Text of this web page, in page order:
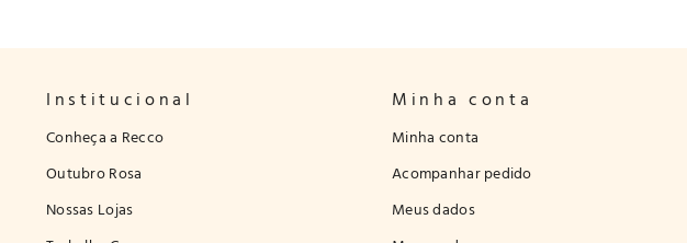
Institucional
Conheça a Recco
Outubro Rosa
Nossas Lojas
Minha conta
Minha conta
Acompanhar pedido
Meus dados